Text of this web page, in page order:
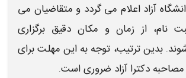
آزاداعلام می‌ گردد و متقاضیان می‌
نام، از زمان و مکان دقیق برگزاری
بدین ترتیب، توجه به این مهلتبرای
مصاحبه دکترا آزاد ضروری است.